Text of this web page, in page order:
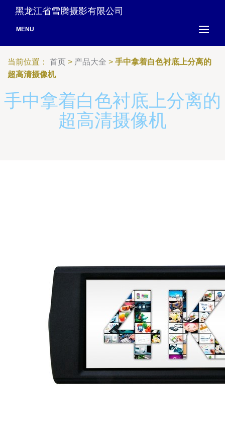
黑龙江省雪腾摄影有限公司
MENU
当前位置： 首页 > 产品大全 > 手中拿着白色衬底上分离的
超高清摄像机
手中拿着白色衬底上分离的
超高清摄像机